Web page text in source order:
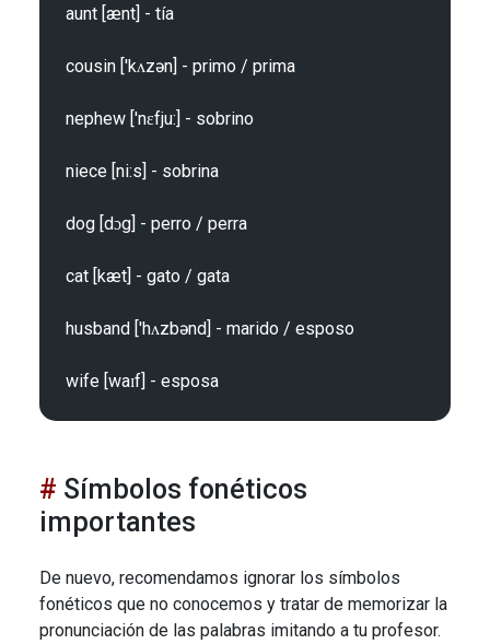
aunt [ænt] - tía
cousin ['kʌzən] - primo / prima
nephew ['nɛfju:] - sobrino
niece [ni:s] - sobrina
dog [dɔg] - perro / perra
cat [kæt] - gato / gata
husband ['hʌzbənd] - marido / esposo
Símbolos fonéticos
importantes
De nuevo, recomendamos ignorar los símbolos
fonéticos que no conocemos y tratar de memorizar la
pronunciación de las palabras imitando a tu profesor.